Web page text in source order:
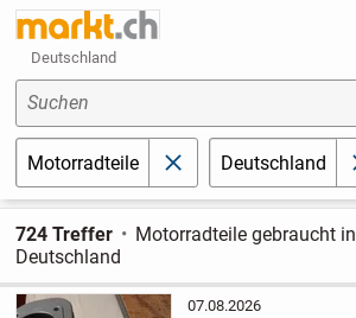
Deutschland
Suchen
Motorradteile schließenDeutschland
724 Treffer
Motorradteile gebraucht in
Deutschland
07.08.2026